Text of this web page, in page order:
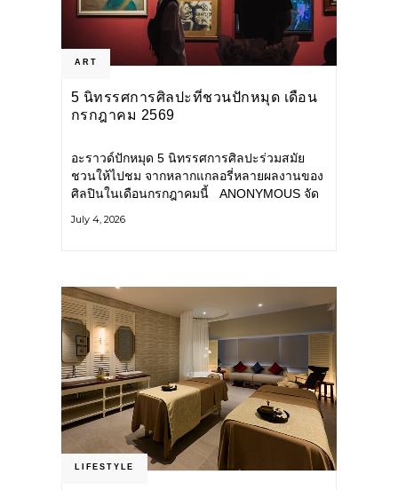
ART
5 นิทรรศการศิลปะที่ชวนปักหมุด เดือน
กรกฎาคม 2569
อะราวด์ปักหมุด 5 นิทรรศการศิลปะร่วมสมัย
ชวนให้ไปชม จากหลากแกลอรี่หลายผลงานของ
ศิลปินในเดือนกรกฎาคมนี้ ANONYMOUS จัด
กลุ่ม Anonymous โดยมี นิ่ม
July 4, 2026
LIFESTYLE